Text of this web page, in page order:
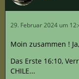
29. Februar 2024 um
Moin zusammen !
Das Erste 16:10,
CHILE...